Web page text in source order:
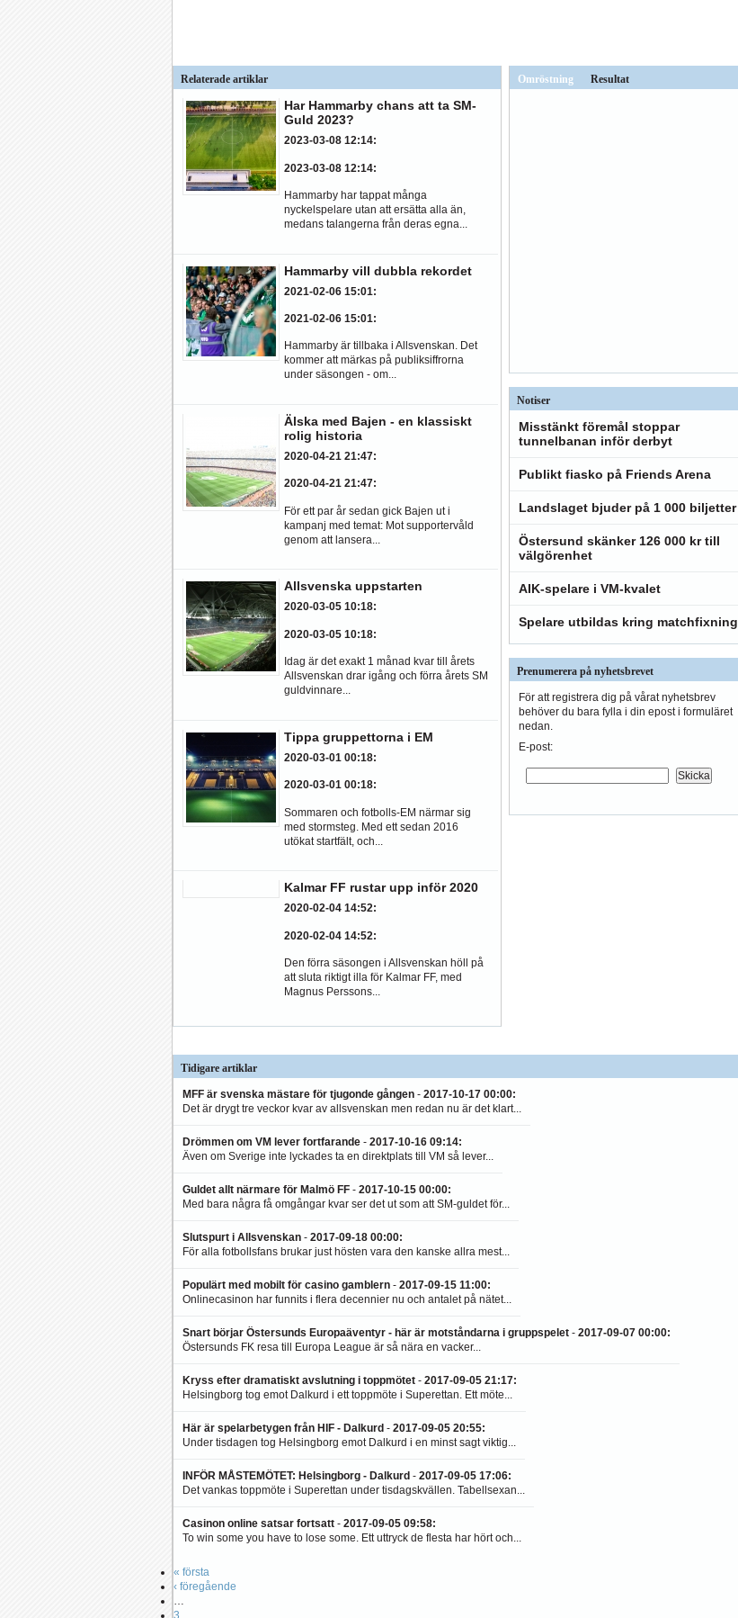
Relaterade artiklar
Har Hammarby chans att ta SM-
Guld 2023?
2023-03-08 12:14:
2023-03-08 12:14:
Hammarby har tappat många
nyckelspelare utan att ersätta alla än,
medans talangerna från deras egna...
Hammarby vill dubbla rekordet
2021-02-06 15:01:
2021-02-06 15:01:
Hammarby är tillbaka i Allsvenskan. Det
kommer att märkas på publiksiffrorna
under säsongen - om...
Älska med Bajen - en klassiskt
rolig historia
2020-04-21 21:47:
2020-04-21 21:47:
För ett par år sedan gick Bajen ut i
kampanj med temat: Mot supportervåld
genom att lansera...
Allsvenska uppstarten
2020-03-05 10:18:
2020-03-05 10:18:
Idag är det exakt 1 månad kvar till årets
Allsvenskan drar igång och förra årets SM
guldvinnare...
Tippa gruppettorna i EM
2020-03-01 00:18:
2020-03-01 00:18:
Sommaren och fotbolls-EM närmar sig
med stormsteg. Med ett sedan 2016
utökat startfält, och...
Kalmar FF rustar upp inför 2020
2020-02-04 14:52:
2020-02-04 14:52:
Den förra säsongen i Allsvenskan höll på
att sluta riktigt illa för Kalmar FF, med
Magnus Perssons...
Omröstning Resultat
Notiser
Misstänkt föremål stoppar
tunnelbanan inför derbyt
Publikt fiasko på Friends Arena
Landslaget bjuder på 1 000 biljetter
Östersund skänker 126 000 kr till
välgörenhet
AIK-spelare i VM-kvalet
Spelare utbildas kring matchfixning
Prenumerera på nyhetsbrevet
För att registrera dig på vårat nyhetsbrev
behöver du bara fylla i din epost i formuläret
nedan.
E-post:
Tidigare artiklar
MFF är svenska mästare för tjugonde gången - 2017-10-17 00:00:
Det är drygt tre veckor kvar av allsvenskan men redan nu är det klart...
Drömmen om VM lever fortfarande - 2017-10-16 09:14:
Även om Sverige inte lyckades ta en direktplats till VM så lever...
Guldet allt närmare för Malmö FF - 2017-10-15 00:00:
Med bara några få omgångar kvar ser det ut som att SM-guldet för...
Slutspurt i Allsvenskan - 2017-09-18 00:00:
För alla fotbollsfans brukar just hösten vara den kanske allra mest...
Populärt med mobilt för casino gamblern - 2017-09-15 11:00:
Onlinecasinon har funnits i flera decennier nu och antalet på nätet...
Snart börjar Östersunds Europaäventyr - här är motståndarna i gruppspelet - 2017-09-07 00:00:
Östersunds FK resa till Europa League är så nära en vacker...
Kryss efter dramatiskt avslutning i toppmötet - 2017-09-05 21:17:
Helsingborg tog emot Dalkurd i ett toppmöte i Superettan. Ett möte...
Här är spelarbetygen från HIF - Dalkurd - 2017-09-05 20:55:
Under tisdagen tog Helsingborg emot Dalkurd i en minst sagt viktig...
INFÖR MÅSTEMÖTET: Helsingborg - Dalkurd - 2017-09-05 17:06:
Det vankas toppmöte i Superettan under tisdagskvällen. Tabellsexan...
Casinon online satsar fortsatt - 2017-09-05 09:58:
To win some you have to lose some. Ett uttryck de flesta har hört och...
« första
‹ föregående
…